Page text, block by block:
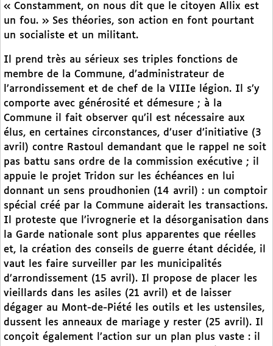
« Constamment, on nous dit que le citoyen Allix est
un fou. » Ses théories, son action en font pourtant
un socialiste et un militant.
Il prend très au sérieux ses triples fonctions de
membre de la Commune, d’administrateur de
l’arrondissement et de chef de la VIIIe légion. Il s’y
comporte avec générosité et démesure ; à la
Commune il fait observer qu’il est nécessaire aux
élus, en certaines circonstances, d’user d’initiative (3
avril) contre Rastoul demandant que le rappel ne soit
pas battu sans ordre de la commission exécutive ; il
appuie le projet Tridon sur les échéances en lui
donnant un sens proudhonien (14 avril) : un comptoir
spécial créé par la Commune aiderait les transactions.
Il proteste que l’ivrognerie et la désorganisation dans
la Garde nationale sont plus apparentes que réelles
et, la création des conseils de guerre étant décidée, il
vaut les faire surveiller par les municipalités
d’arrondissement (15 avril). Il propose de placer les
vieillards dans les asiles (21 avril) et de laisser
dégager au Mont-de-Piété les outils et les ustensiles,
dussent les anneaux de mariage y rester (25 avril). Il
conçoit également l’action sur un plan plus vaste : il